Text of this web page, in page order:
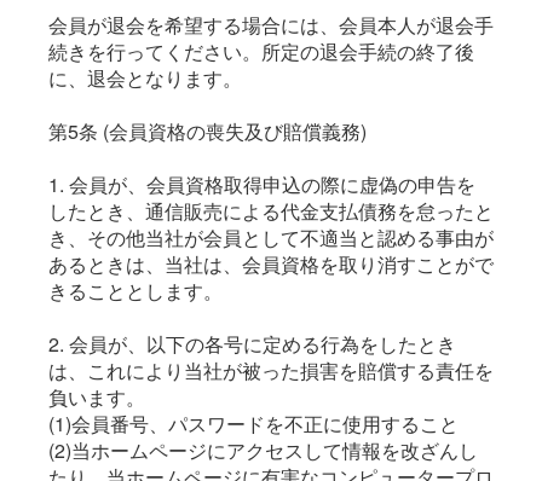
会員が退会を希望する場合には、会員本人が退会手
続きを行ってください。所定の退会手続の終了後
に、退会となります。
第5条 (会員資格の喪失及び賠償義務)
1. 会員が、会員資格取得申込の際に虚偽の申告を
したとき、通信販売による代金支払債務を怠ったと
き、その他当社が会員として不適当と認める事由が
あるときは、当社は、会員資格を取り消すことがで
きることとします。
2. 会員が、以下の各号に定める行為をしたとき
は、これにより当社が被った損害を賠償する責任を
負います。
(1)会員番号、パスワードを不正に使用すること
(2)当ホームページにアクセスして情報を改ざんし